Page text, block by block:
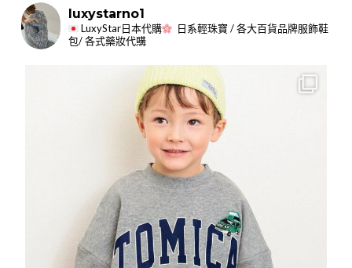
luxystarno1
LuxyStar日本代購
日系輕珠寶 / 各大百貨品牌服飾鞋
包/ 各式藥妝代購